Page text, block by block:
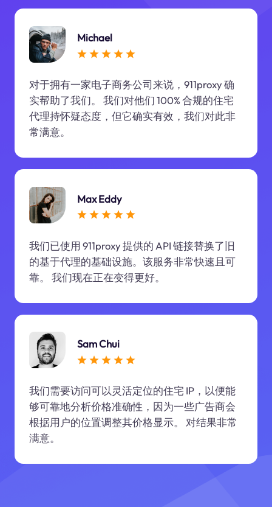
Michael
对于拥有一家电子商务公司来说，911proxy 确
实帮助了我们。 我们对他们 100% 合规的住宅
代理持怀疑态度，但它确实有效，我们对此非
常满意。
Max Eddy
我们已使用 911proxy 提供的 API 链接替换了旧
的基于代理的基础设施。该服务非常快速且可
靠。 我们现在正在变得更好。
Sam Chui
我们需要访问可以灵活定位的住宅 IP，以便能
够可靠地分析价格准确性，因为一些广告商会
根据用户的位置调整其价格显示。 对结果非常
满意。